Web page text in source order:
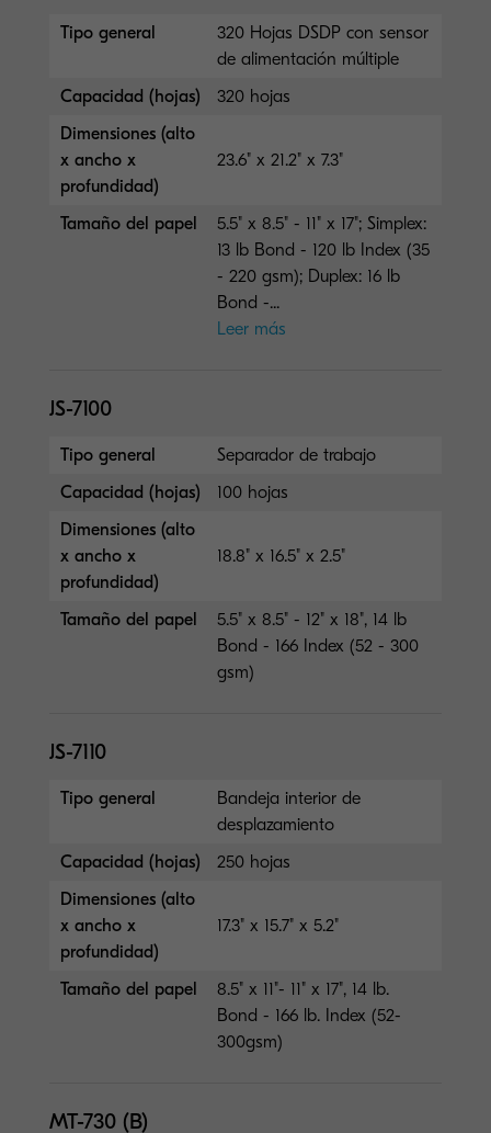
Tipo general
320 Hojas DSDP con sensor
de alimentación múltiple
Capacidad (hojas)
320 hojas
Dimensiones (alto
x ancho x
profundidad)
23.6" x 21.2" x 7.3"
Tamaño del papel
5.5" x 8.5" - 11" x 17"; Simplex:
13 lb Bond - 120 lb Index (35
- 220 gsm); Duplex: 16 lb
Bond -...
Leer más
JS-7100
Tipo general
Separador de trabajo
Capacidad (hojas)
100 hojas
Dimensiones (alto
x ancho x
profundidad)
18.8" x 16.5" x 2.5"
Tamaño del papel
5.5" x 8.5" - 12" x 18", 14 lb
Bond - 166 Index (52 - 300
gsm)
JS-7110
Tipo general
Bandeja interior de
desplazamiento
Capacidad (hojas)
250 hojas
Dimensiones (alto
x ancho x
profundidad)
17.3" x 15.7" x 5.2"
Tamaño del papel
8.5" x 11"- 11" x 17", 14 lb.
Bond - 166 lb. Index (52-
300gsm)
MT-730 (B)